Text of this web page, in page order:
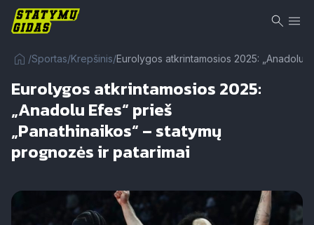
/Sportas/Krepšinis/Eurolygos atkrintamosios 2025: „Anadolu
Eurolygos atkrintamosios 2025:
„Anadolu Efes“ prieš
„Panathinaikos“ – statymų
prognozės ir patarimai